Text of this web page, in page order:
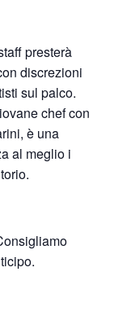
presterà
discrezioni
sul palco.
chef con
è una
al meglio i